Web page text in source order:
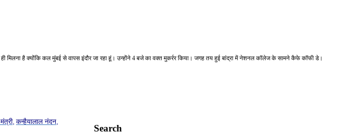
है क्योंकि कल मुंबई से वापस इंदौर जा रहा हूं। उन्होंने 4 बजे का वक्त मुकर्रर किया। जगह तय हुई बांद्रा में नेशनल कॉलेज के सामने कैफे कॉफी डे।
कन्हैयालाल नंदन,
Search